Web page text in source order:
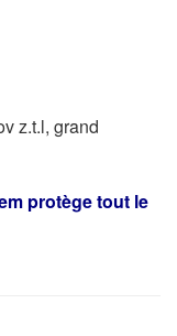
z.t.l, grand
protège tout le